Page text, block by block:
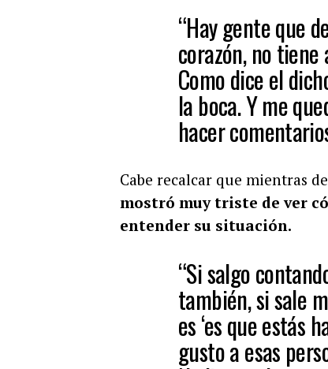
“Hay gente que
corazón, no
Como dice el
la boca. Y me
hacer
Cabe recalcar que mientras
mostró muy triste de ver
entender su situación.
“Si salgo
también, si sale
es ‘es que estás
gusto a esas